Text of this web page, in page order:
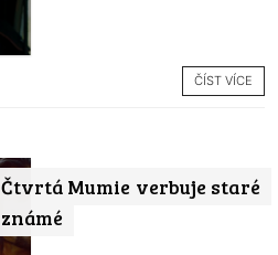
ČÍST VÍCE
Čtvrtá Mumie verbuje staré
známé